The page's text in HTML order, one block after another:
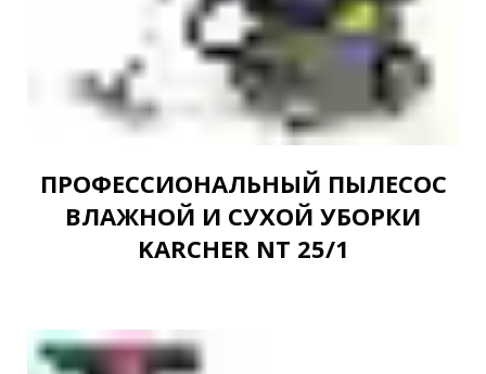
ПРОФЕССИОНАЛЬНЫЙ ПЫЛЕСОС
ВЛАЖНОЙ И СУХОЙ УБОРКИ
KARCHER NT 25/1